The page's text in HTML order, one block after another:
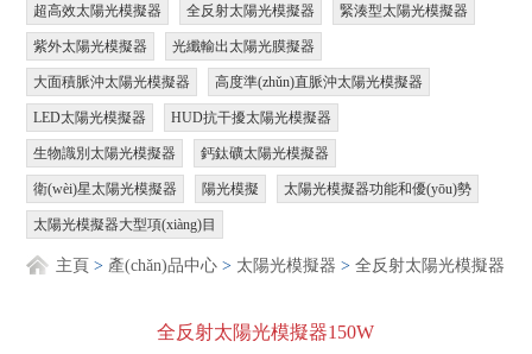
超高效太陽光模擬器 全反射太陽光模擬器 緊湊型太陽光模擬器
紫外太陽光模擬器 光纖輸出太陽光膜擬器
大面積脈沖太陽光模擬器 高度準(zhǔn)直脈沖太陽光模擬器
LED太陽光模擬器 HUD抗干擾太陽光模擬器
生物識別太陽光模擬器 鈣鈦礦太陽光模擬器
衛(wèi)星太陽光模擬器 陽光模擬 太陽光模擬器功能和優(yōu)勢
太陽光模擬器大型項(xiàng)目
主頁 > 產(chǎn)品中心 > 太陽光模擬器 >全反射太陽光模擬器
全反射太陽光模擬器150W